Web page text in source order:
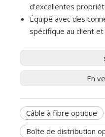
d'excellentes
Équipé avec des
spécifique au client
En
Câble à fibre optique
Boîte de distribution